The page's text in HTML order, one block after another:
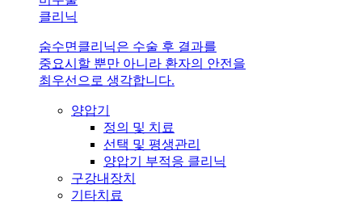
클리닉
숨수면클리닉은 수술 후 결과를
중요시할 뿐만 아니라 환자의 안전을
최우선으로 생각합니다.
양압기
정의 및 치료
선택 및 평생관리
양압기 부적응 클리닉
구강내장치
기타치료